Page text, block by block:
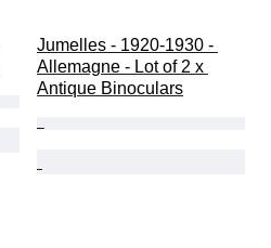
Jumelles - 1920-1930 -
Allemagne - Lot of 2 x
Antique Binoculars